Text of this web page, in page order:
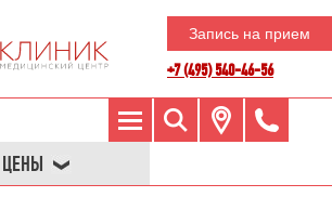
Запись на прием
+7 (495) 540-46-56
ЦЕНЫ